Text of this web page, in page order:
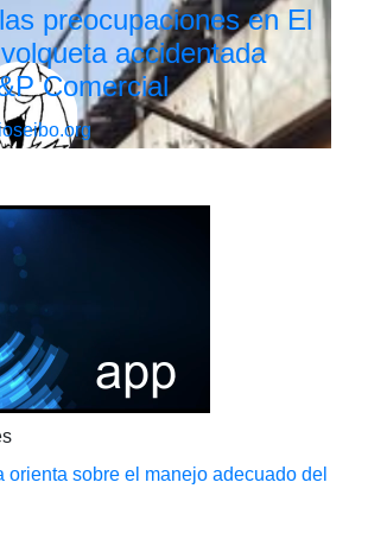
preocupaciones en El
accidentada
Comercial
orienta sobre el manejo adecuado del